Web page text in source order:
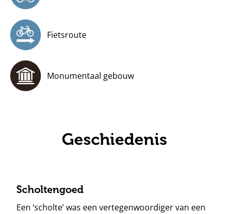
Fietsroute
Monumentaal gebouw
Geschiedenis
Scholtengoed
Een ‘scholte’ was een vertegenwoordiger van een